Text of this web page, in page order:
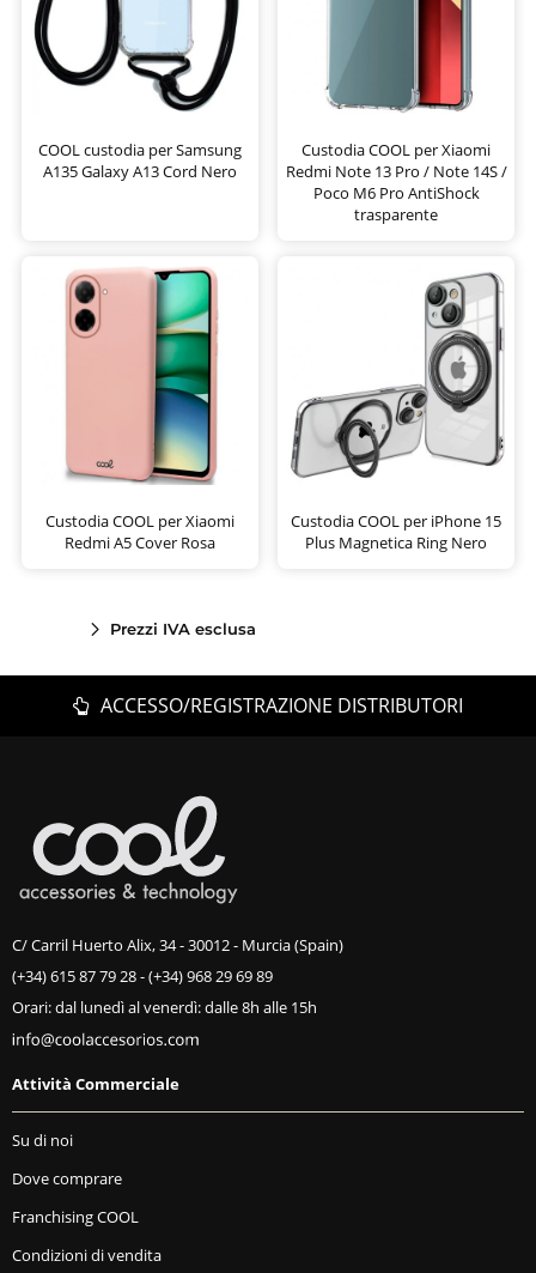
COOL custodia per Samsung
A135 Galaxy A13 Cord Nero
Custodia COOL per Xiaomi
Redmi Note 13 Pro / Note 14S /
Poco M6 Pro AntiShock
trasparente
Custodia COOL per Xiaomi
Redmi A5 Cover Rosa
Custodia COOL per iPhone 15
Plus Magnetica Ring Nero
Prezzi IVA esclusa
ACCESSO/REGISTRAZIONE DISTRIBUTORI
C/ Carril Huerto Alix, 34 - 30012 - Murcia (Spain)
(+34) 615 87 79 28-(+34) 968 29 69 89
Orari: dal lunedì al venerdì: dalle 8h alle 15h
Attività Commerciale
Su di noi
Dove comprare
Franchising COOL
Condizioni di vendita